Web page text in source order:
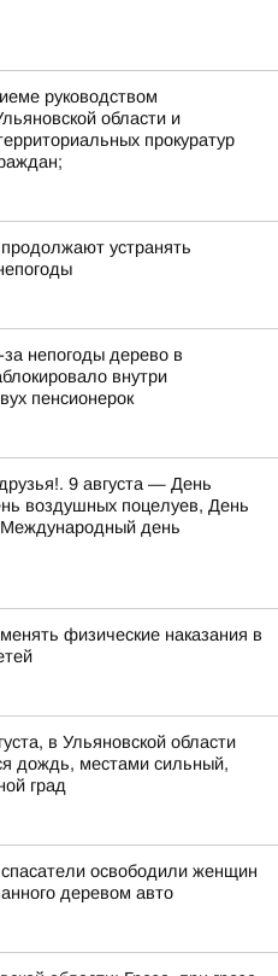
руководством
области и
прокуратур
устранять
непогоды дерево в
внутри
пенсионерок
9 августа — День
воздушных поцелуев, День
Международный день
физические наказания в
в Ульяновской области
дождь, местами сильный,
град
освободили женщин
деревом авто